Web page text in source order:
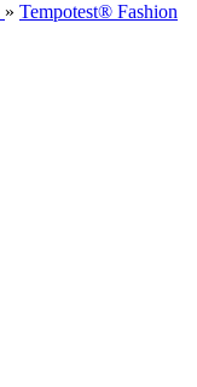
» Tempotest® Fashion